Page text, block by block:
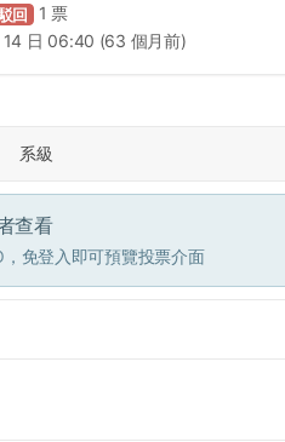
回 1 票
日 06:40 (63 個月前)
系級
查看
，免登入即可預覽投票介面